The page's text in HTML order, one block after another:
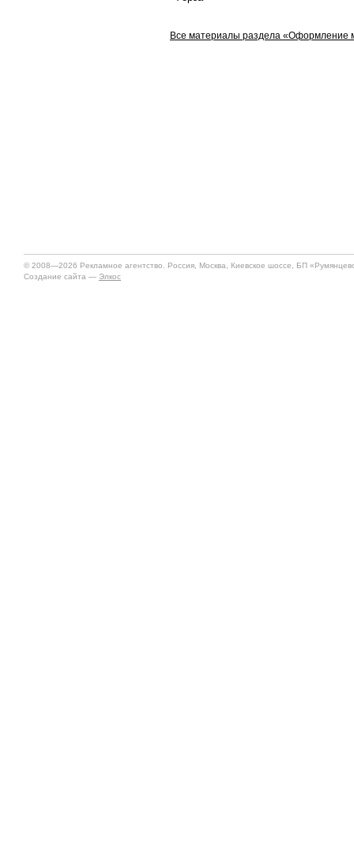
Все материалы раздела «Оформление
© 2008—2026 Рекламное агентство. Россия, Москва, Киевское шоссе, БП
Создание сайта — Элкос